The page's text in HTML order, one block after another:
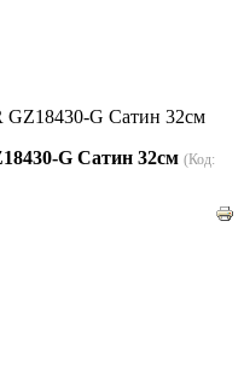
GZ18430-G Сатин 32см
G Сатин 32см (Код: